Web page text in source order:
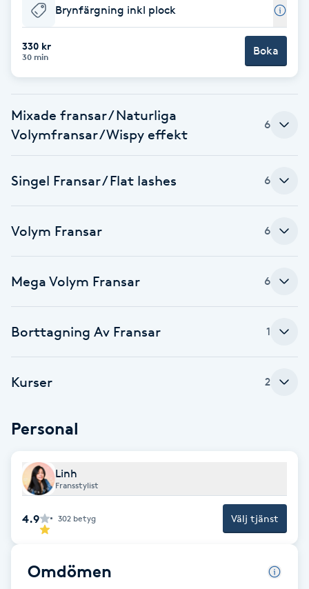
Brynfärgning
Brynplockning
C
Celluliter
Coachning
Cryoterapi
D
Diamantslipning
Extensions
Extensions borttagning
Eyeliner-tatuering
Brynfärgning inkl plock
330 kr
30 min Boka
Mixade fransar / Naturliga
Volymfransar / Wispy effekt
6
Singel Fransar / Flat lashes 6
Volym Fransar 6
Mega Volym Fransar 6
Borttagning Av Fransar 1
Kurser 2
Personal
Linh
Fransstylist
4.9 302 betyg Välj tjänst
Omdömen